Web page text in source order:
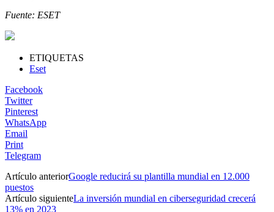
Fuente: ESET
ETIQUETAS
Eset
Facebook
Twitter
Pinterest
WhatsApp
Email
Print
Telegram
Artículo anteriorGoogle reducirá su plantilla mundial en 12.000
puestos
Artículo siguienteLa inversión mundial en ciberseguridad crecerá
13% en 2023